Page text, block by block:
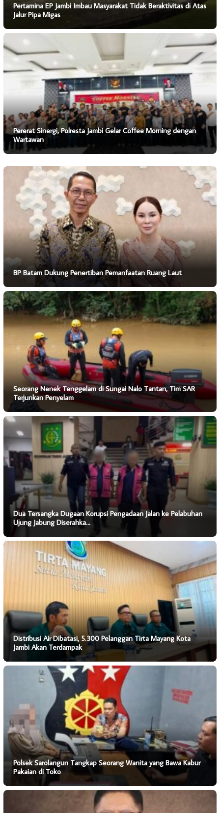
Pertamina EP Jambi Imbau Masyarakat Tidak Beraktivitas di Atas
Jalur Pipa Migas
Pererat Sinergi, Polresta Jambi Gelar Coffee Morning dengan
Wartawan
BP Batam Dukung Penertiban Pemanfaatan Ruang Laut
Seorang Nenek Tenggelam di Sungai Nalo Tantan, Tim SAR
Terjunkan Penyelam
Dua Tersangka Dugaan Korupsi Pengadaan Jalan ke Pelabuhan
Ujung Jabung Diserahka…
Distribusi Air Dibatasi, 5.300 Pelanggan Tirta Mayang Kota
Jambi Akan Terdampak
Polsek Sarolangun Tangkap Seorang Wanita yang Bawa Kabur
Pakaian di Toko